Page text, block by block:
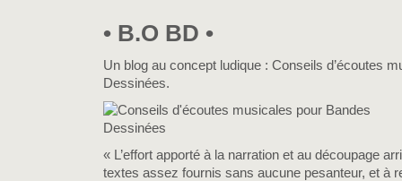
• B.O BD •
Un blog au concept ludique : Conseils d’écoutes
Dessinées.
« L’effort apporté à la narration et au découpage
textes assez fournis sans aucune pesanteur, et à